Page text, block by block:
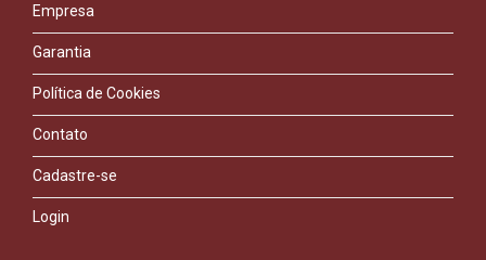
Empresa
Garantia
Política de Cookies
Contato
Cadastre-se
Login